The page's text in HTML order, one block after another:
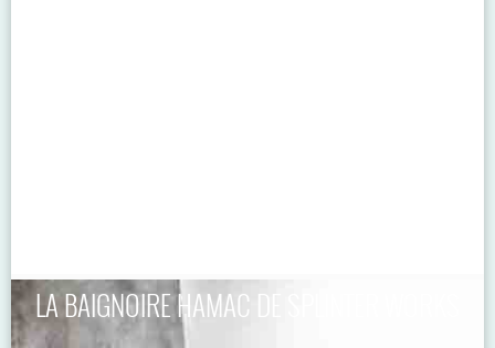
LA BAIGNOIRE HAMAC DE SPLINTER WORKS